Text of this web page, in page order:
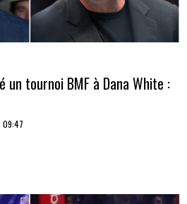
un tournoi BMF à Dana White :
09:47